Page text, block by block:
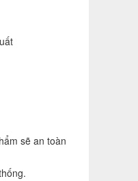
sẽ an toàn